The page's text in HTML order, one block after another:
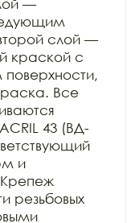
—
слой —
краской с
Все
43 (ВД-
и
резьбовых